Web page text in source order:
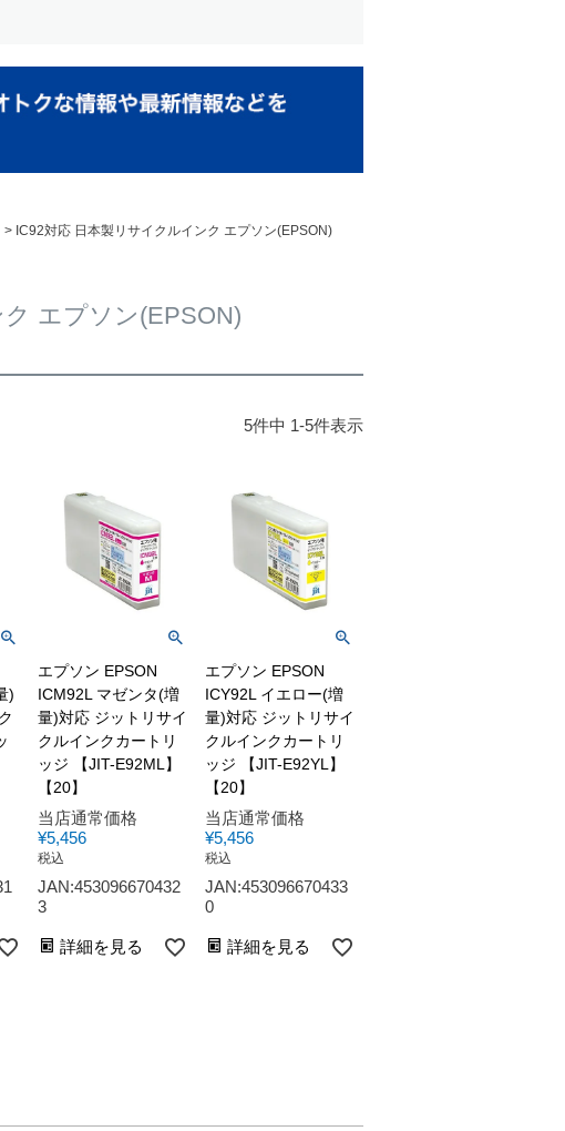
IC92対応 日本製リサイクルインク エプソン(EPSON)
エプソン(EPSON)
5件中 1-5件表示
)
エプソン EPSON
ICM92L マゼンタ(増
量)対応 ジットリサイ
クルインクカートリ
ッジ 【JIT-E92ML】
【20】
当店通常価格
¥5,456
税込
JAN:453096670432
3
詳細を見る
エプソン EPSON
ICY92L イエロー(増
量)対応 ジットリサイ
クルインクカートリ
ッジ 【JIT-E92YL】
【20】
当店通常価格
¥5,456
税込
JAN:453096670433
0
詳細を見る